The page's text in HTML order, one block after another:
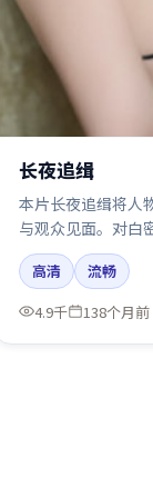
长夜追缉
本片长夜追缉将人
与观众见面。对白
奏值得关注；整体
高清
流畅
4.9千
138个月前